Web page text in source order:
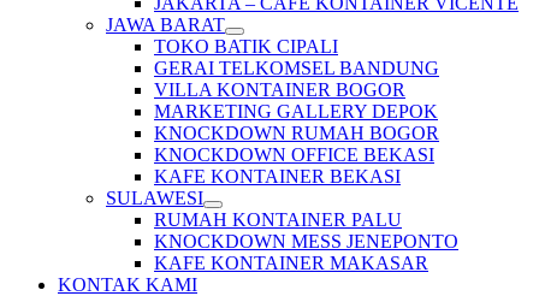
JAWA BARAT
TOKO BATIK CIPALI
GERAI TELKOMSEL BANDUNG
VILLA KONTAINER BOGOR
MARKETING GALLERY DEPOK
KNOCKDOWN RUMAH BOGOR
KNOCKDOWN OFFICE BEKASI
KAFE KONTAINER BEKASI
SULAWESI
RUMAH KONTAINER PALU
KNOCKDOWN MESS JENEPONTO
KAFE KONTAINER MAKASAR
KONTAK KAMI